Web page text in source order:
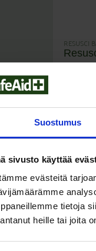
Suostumus
sivusto käyttää
evästeitä
tietoja
heille tai joita
RESUSCI